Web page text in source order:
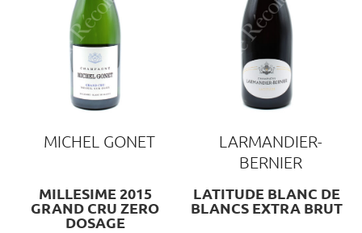
MICHEL GONET
MILLESIME 2015
GRAND CRU ZERO
DOSAGE
LARMANDIER-
BERNIER
LATITUDE BLANC DE
BLANCS EXTRA BRUT